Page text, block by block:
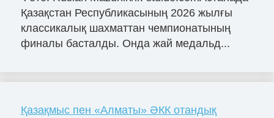
Қазақстан Республикасының 2026 жылғы
классикалық шахматтан чемпионатының
финалы басталды. Онда жай медальд...
Қазақмыс пен «Алматы» ӘКК отандық